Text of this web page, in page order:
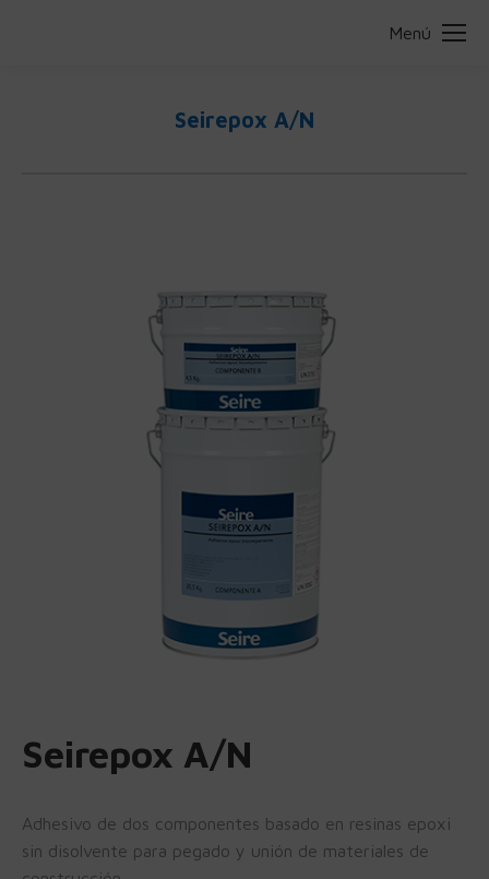
Menú
Seirepox A/N
Seirepox A/N
Adhesivo de dos componentes basado en resinas epoxi
sin disolvente para pegado y unión de materiales de